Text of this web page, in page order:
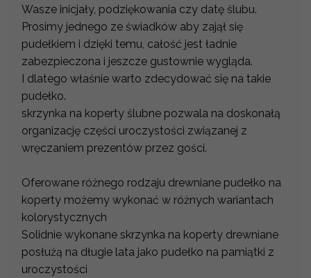
Wasze inicjały, podziękowania czy datę ślubu.
Prosimy jednego ze świadków aby zajął się
pudełkiem i dzięki temu, całość jest ładnie
zabezpieczona i jeszcze gustownie wygląda.
I dlatego właśnie warto zdecydować się na takie
pudełko.
skrzynka na koperty ślubne pozwala na doskonałą
organizację części uroczystości związanej z
wręczaniem prezentów przez gości.
Oferowane różnego rodzaju drewniane pudełko na
koperty możemy wykonać w różnych wariantach
kolorystycznych
Solidnie wykonane skrzynka na koperty drewniane
posłużą na długie lata jako pudełko na pamiątki z
uroczystości